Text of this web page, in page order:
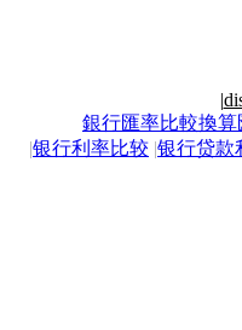
|
銀行匯率比較換算
|银行利率比较 |银行贷款